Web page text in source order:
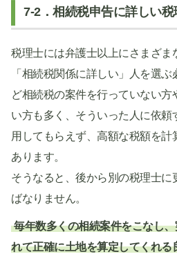
7-2．相続税申告に詳しい税
税理士には弁護士以上にさまざま
「相続税関係に詳しい」人を選
ど相続税の案件を行っていない方
い方も多く、そういった人に依頼
用してもらえず、高額な税額を計
あります。
そうなると、後から別の税理士に
ばなりません。
毎年数多くの相続案件をこなし
れて正確に土地を算定してくれる